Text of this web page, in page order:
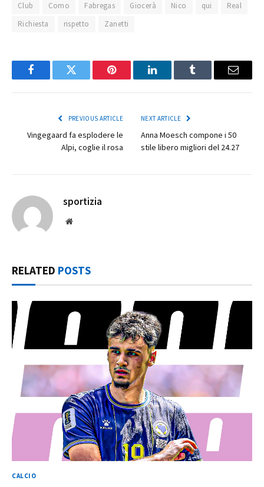
Club Como Fabregas Giocerà Nico qui
Real
Richiesta
rispetto Zanetti
FacebookTwitter Pinterest LinkedInTumblr Email
PREVIOUS ARTICLE
Vingegaard fa esplodere le
Alpi, coglie il rosa
NEXT ARTICLE
Anna Moesch compone i 50
stile libero migliori del 24.27
sportizia
Website
RELATED POSTS
CALCIO